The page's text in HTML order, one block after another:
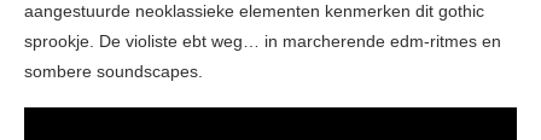
aangestuurde neoklassieke elementen kenmerken dit gothic
sprookje. De violiste ebt weg… in marcherende edm-ritmes en
sombere soundscapes.